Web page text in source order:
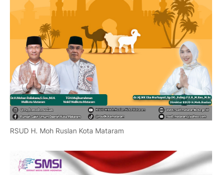
RSUD H. Moh Ruslan Kota Mataram